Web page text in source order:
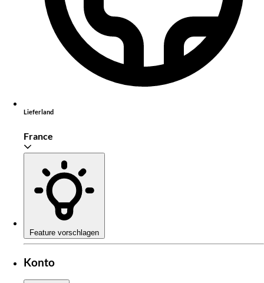
Lieferland
France
Feature vorschlagen
Konto